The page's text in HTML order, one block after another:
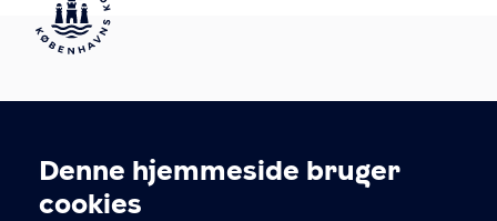
Cookieindstillinger
Denne hjemmeside bruger
cookies
Københavns Kommune